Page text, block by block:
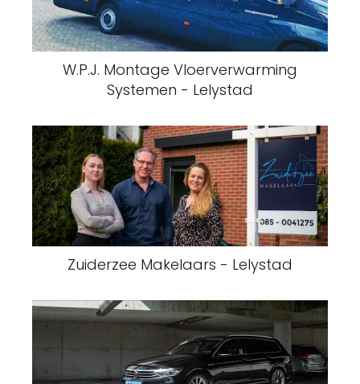
W.P.J. Montage Vloerverwarming
Systemen - Lelystad
Zuiderzee Makelaars - Lelystad